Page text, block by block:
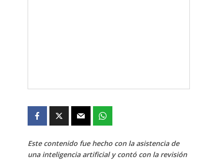
Este contenido fue hecho con la asistencia de
una inteligencia artificial y contó con la revisión